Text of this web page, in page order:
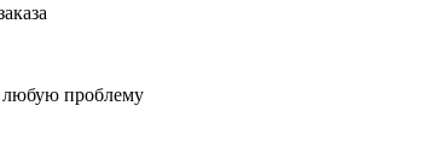
любую проблему